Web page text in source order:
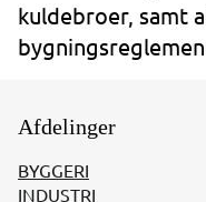
kuldebroer, samt
Afdelinger
BYGGERI
INDUSTRI